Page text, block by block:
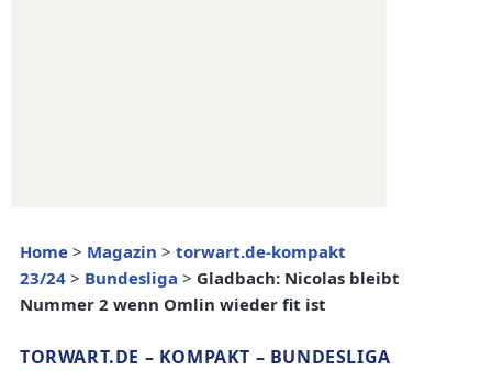
Home > Magazin > torwart.de-kompakt
23/24 > Bundesliga > Gladbach: Nicolas bleibt
Nummer 2 wenn Omlin wieder fit ist
TORWART.DE – KOMPAKT – BUNDESLIGA